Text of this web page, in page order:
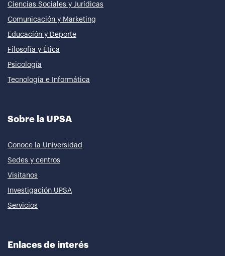
Ciencias Sociales y Jurídicas
Comunicación y Marketing
Educación y Deporte
Filosofía y Ética
Psicología
Tecnología e Informática
Sobre la UPSA
Conoce la Universidad
Sedes y centros
Visítanos
Investigación UPSA
Servicios
Enlaces de interés